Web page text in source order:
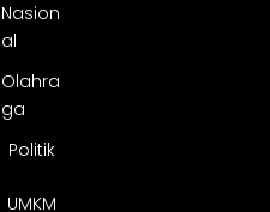
Nasion
al
Olahra
ga
Politik
UMKM